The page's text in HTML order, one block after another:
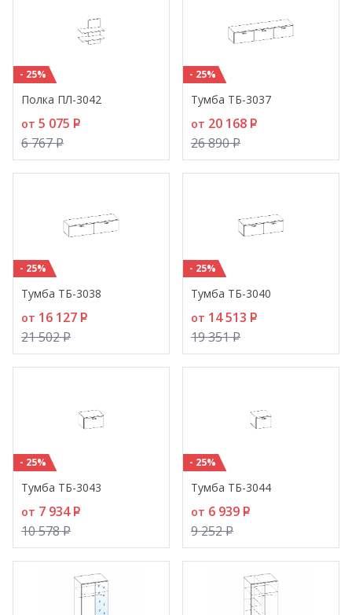
- 25%
Полка ПЛ-3042
от 5 075 P
6 767P
- 25%
Тумба ТБ-3037
от 20 168 P
26 890P
- 25%
Тумба ТБ-3038
от 16 127 P
21 502P
- 25%
Тумба ТБ-3040
от 14 513 P
19 351P
- 25%
Тумба ТБ-3043
от 7 934P
10 578P
- 25%
Тумба ТБ-3044
от 6 939 P
9 252P